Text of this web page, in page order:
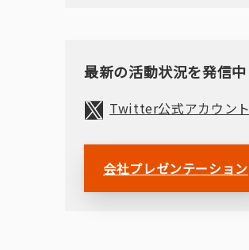
最新の活動状況を発信中
Twitter公式アカウント
会社プレゼンテーション